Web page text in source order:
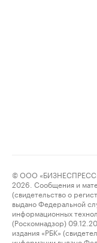
© ООО
2026. Сообщения и
(свидетельство о
выдано Федеральной
информационных
(Роскомнадзор)
издания «РБК»